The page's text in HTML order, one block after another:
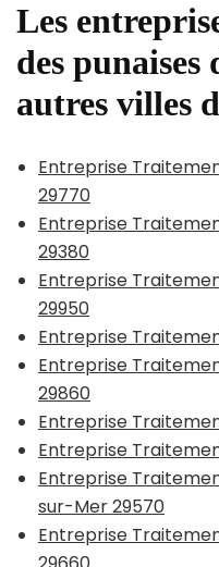
Les
des punaises
autres villes
Entreprise
29770
Entreprise
29380
Entreprise
29950
Entreprise
Entreprise
29860
Entreprise
Entreprise
Entreprise
sur-Mer 29570
Entreprise